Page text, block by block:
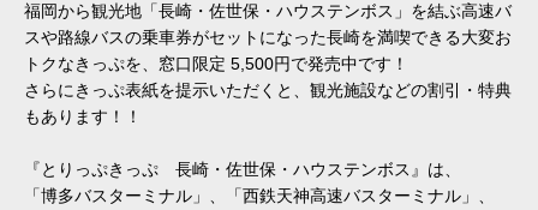
福岡から観光地「長崎・佐世保・ハウステンボス」を結ぶ高速バ
スや路線バスの乗車券がセットになった長崎を満喫できる大変お
トクなきっぷを、窓口限定 5,500円で発売中です！
さらにきっぷ表紙を提示いただくと、観光施設などの割引・特典
もあります！！
『とりっぷきっぷ 長崎・佐世保・ハウステンボス』は、
「博多バスターミナル」、「西鉄天神高速バスターミナル」、